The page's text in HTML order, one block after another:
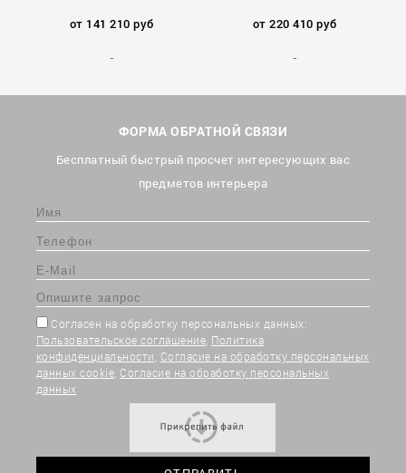
от 141 210 руб от 220 410 руб
ФОРМА ОБРАТНОЙ СВЯЗИ
Бесплатный быстрый просчет интересующих вас
предметов интерьера
Согласен на обработку персональных данных:
Пользовательское соглашение Политика
конфиденциальности Согласие на обработку персональных
данных cookie Согласие на обработку персональных
данных